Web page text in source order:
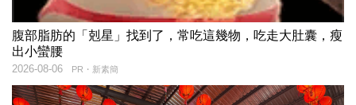
腹部脂肪的「剋星」找到了，常吃這幾物，吃走大肚囊，瘦
出小蠻腰
PR・新素簡
2026-08-06